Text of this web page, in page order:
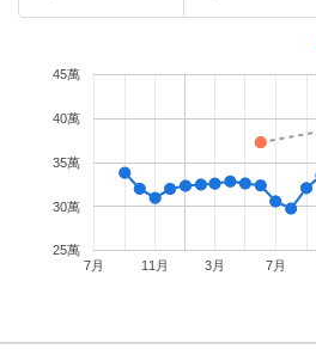
7月 11月 3月 7月
25萬
30萬
35萬
40萬
45萬